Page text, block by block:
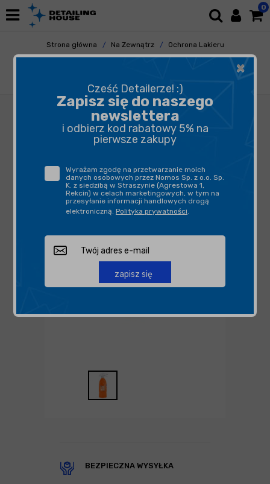
0
Strona główna Na Zewnątrz
Ochrona Lakieru
Hydrowoski
BEZPIECZNA WYSYŁKA
×
Cześć Detailerze! :)
Zapisz się do naszego
newslettera
i odbierz kod rabatowy 5% na
pierwsze zakupy
Wyrażam zgodę na przetwarzanie moich
danych osobowych przez Nomos Sp. z o.o. Sp.
K. z siedzibą w Straszynie (Agrestowa 1,
Rekcin) w celach marketingowych, w tym na
przesyłanie informacji handlowych drogą
elektroniczną. Polityka prywatności.
zapisz się